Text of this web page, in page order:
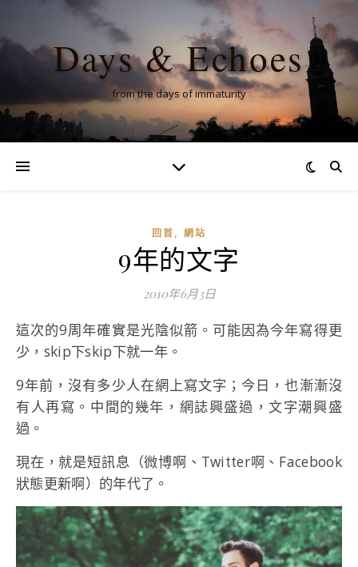
Days & Echoes
from the days of immaturity
回首, 網站
9年的文字
2010年6月3日
這次的9周年確實是光陰似箭。可能因為今年寫得更
少，skip下skip下就一年。
9年前，沒有多少人在網上寫文字；今日，也漸漸沒
有人再寫。中間的幾年，網誌興盛過，文字潮興盛
過。
現在，就是短訊息（微博啊、Twitter啊、Facebook
狀態更新啊）的年代了。